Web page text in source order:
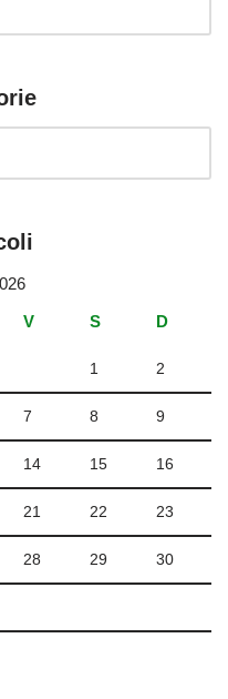
V S D
1 2
7 8 9
14 15 16
21 22 23
28 29 30